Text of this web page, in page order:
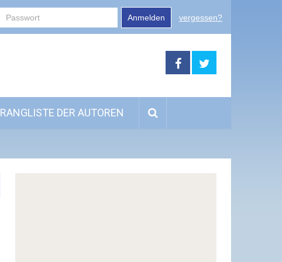
Anmelden vergessen?
RANGLISTE DER AUTOREN